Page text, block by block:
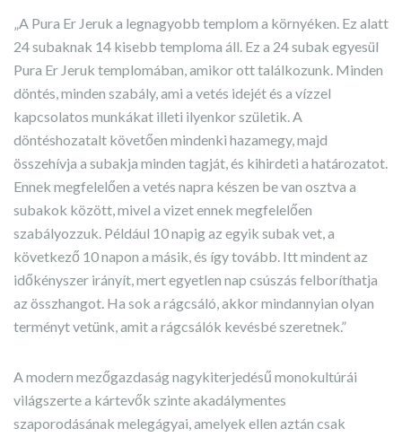
„A Pura Er Jeruk a legnagyobb templom a környéken. Ez alatt
24 subaknak 14 kisebb temploma áll. Ez a 24 subak egyesül
Pura Er Jeruk templomában, amikor ott találkozunk. Minden
döntés, minden szabály, ami a vetés idejét és a vízzel
kapcsolatos munkákat illeti ilyenkor születik. A
döntéshozatalt követően mindenki hazamegy, majd
összehívja a subakja minden tagját, és kihirdeti a határozatot.
Ennek megfelelően a vetés napra készen be van osztva a
subakok között, mivel a vizet ennek megfelelően
szabályozzuk. Például 10 napig az egyik subak vet, a
következő 10 napon a másik, és így tovább. Itt mindent az
időkényszer irányít, mert egyetlen nap csúszás felboríthatja
az összhangot. Ha sok a rágcsáló, akkor mindannyian olyan
terményt vetünk, amit a rágcsálók kevésbé szeretnek.”
A modern mezőgazdaság nagykiterjedésű monokultúrái
világszerte a kártevők szinte akadálymentes
szaporodásának melegágyai, amelyek ellen aztán csak